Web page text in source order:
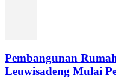
Pembangunan
Leuwisadeng Mulai